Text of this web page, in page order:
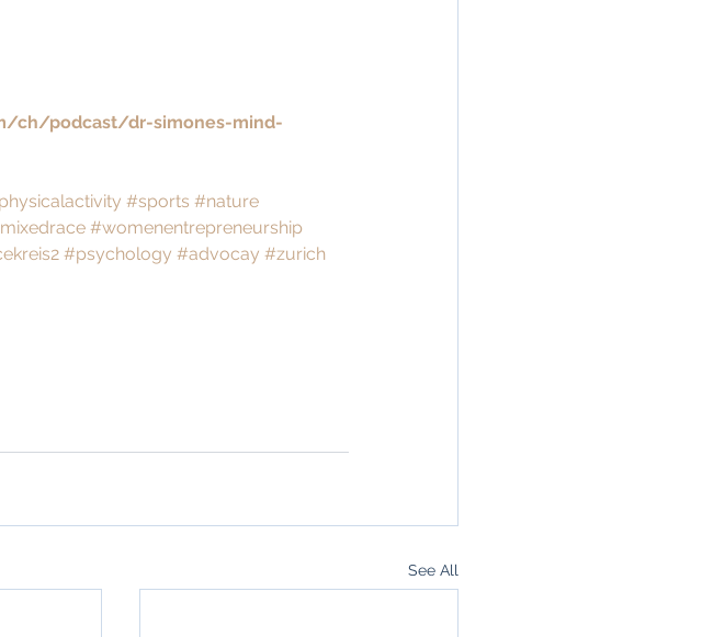
ch/podcast/dr-simones-mind-
#sports #nature
#womenentrepreneurship
#psychology #advocay #zurich
See All